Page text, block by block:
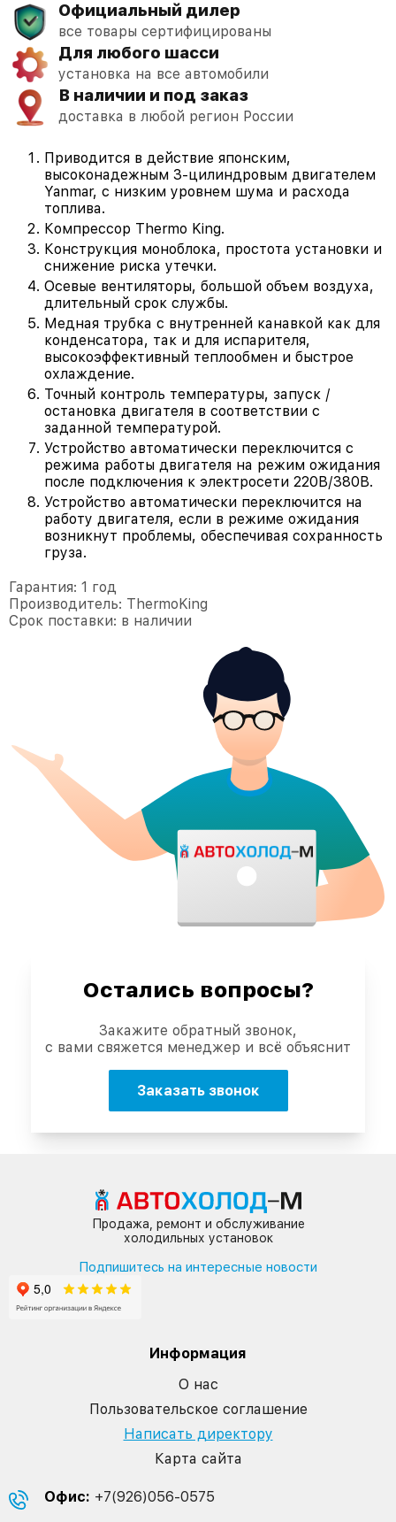
Официальный дилер
все товары сертифицированы
Для любого шасси
установка на все автомобили
В наличии и под заказ
доставка в любой регион России
Приводится в действие японским,
высоконадежным 3-цилиндровым двигателем
Yanmar, с низким уровнем шума и расхода
топлива.
Компрессор Thermo King.
Конструкция моноблока, простота установки и
снижение риска утечки.
Осевые вентиляторы, большой объем воздуха,
длительный срок службы.
Медная трубка с внутренней канавкой как для
конденсатора, так и для испарителя,
высокоэффективный теплообмен и быстрое
охлаждение.
Точный контроль температуры, запуск /
остановка двигателя в соответствии с
заданной температурой.
Устройство автоматически переключится с
режима работы двигателя на режим ожидания
после подключения к электросети 220В/380В.
Устройство автоматически переключится на
работу двигателя, если в режиме ожидания
возникнут проблемы, обеспечивая сохранность
груза.
Гарантия: 1 год
Производитель: ThermoKing
Срок поставки: в наличии
Остались вопросы?
Закажите обратный звонок,
с вами свяжется менеджер и всё объяснит
Заказать звонок
Продажа, ремонт и обслуживание
холодильных установок
Подпишитесь на интересные новости
Информация
О нас
Пользовательское соглашение
Написать директору
Карта сайта
Офис: +7(926)056-0575